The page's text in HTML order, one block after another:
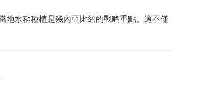
地水稻種植是幾內亞比紹的戰略重點。這不僅